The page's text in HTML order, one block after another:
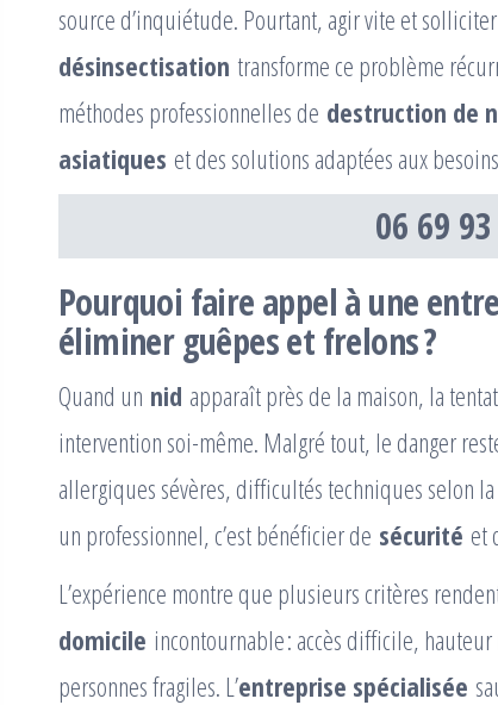
source d’inquiétude. Pourtant, agir vite et
désinsectisation transforme ce problème
méthodes professionnelles de destruction de
asiatiques et des solutions adaptées aux
06 69
Pourquoi faire appel à une
éliminer guêpes et frelons ?
Quand un nid apparaît près de la maison, la
intervention soi-même. Malgré tout, le danger
allergiques sévères, difficultés techniques selon
un professionnel, c’est bénéficier de sécurité et
L’expérience montre que plusieurs critères
domicile incontournable : accès difficile,
personnes fragiles. L’entreprise spécialisée